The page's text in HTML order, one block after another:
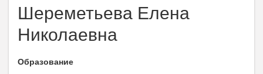
Шереметьева Елена
Николаевна
Образование